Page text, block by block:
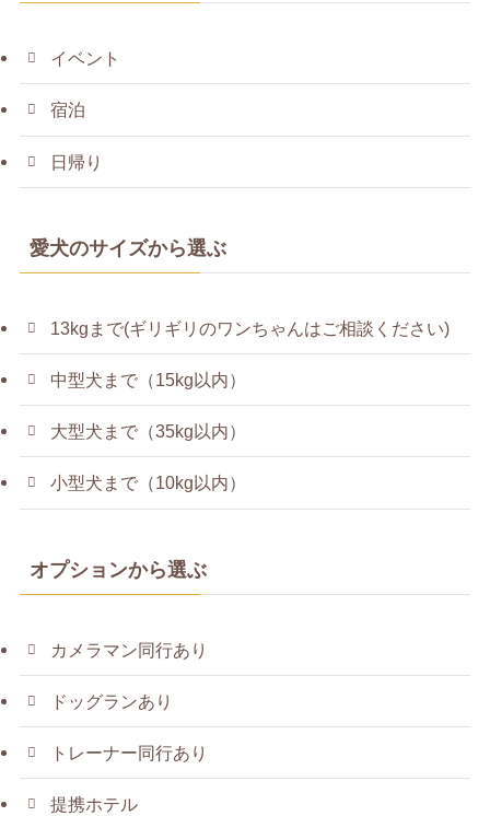
イベント
宿泊
日帰り
愛犬のサイズから選ぶ
13kgまで(ギリギリのワンちゃんはご相談ください)
中型犬まで（15kg以内）
大型犬まで（35kg以内）
小型犬まで（10kg以内）
オプションから選ぶ
カメラマン同行あり
ドッグランあり
トレーナー同行あり
提携ホテル